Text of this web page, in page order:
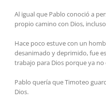
Al igual que Pablo conoció a
propio camino con Dios,
Hace poco estuve con un
desanimado y deprimido, fue
trabajo para Dios porque ya no
Pablo quería que Timoteo
Dios.